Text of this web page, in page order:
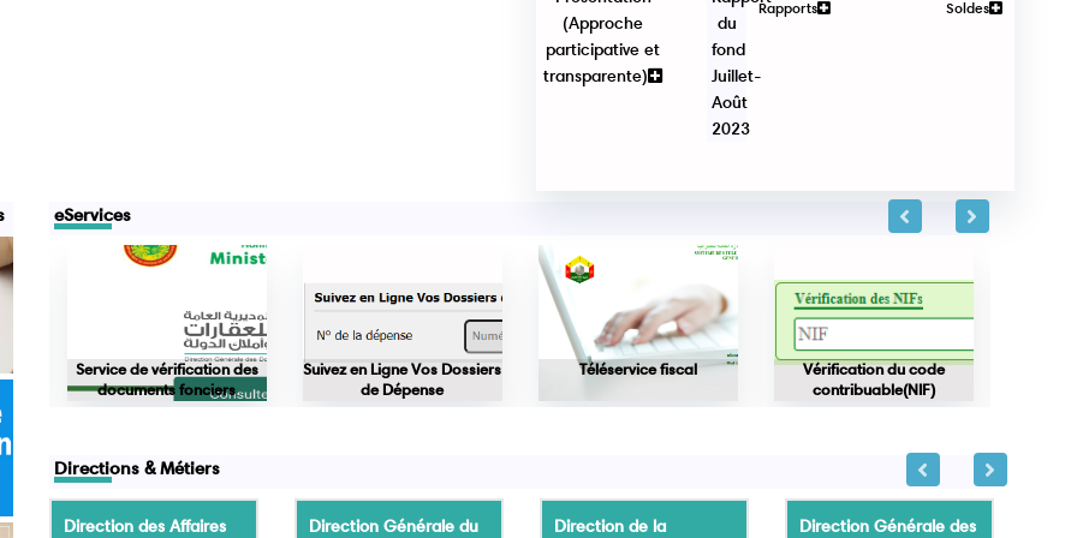
(Approche
participative et
transparente)
Rapports
du
fond
Juillet-
Août
2023
Soldes
eServices
Service de vérification des
documents fonciers
Suivez en Ligne Vos Dossiers
de Dépense
Téléservice fiscal
Vérification du code
contribuable(NIF)
Directions & Métiers
Direction des Affaires Direction Générale du Direction de la Direction Générale des